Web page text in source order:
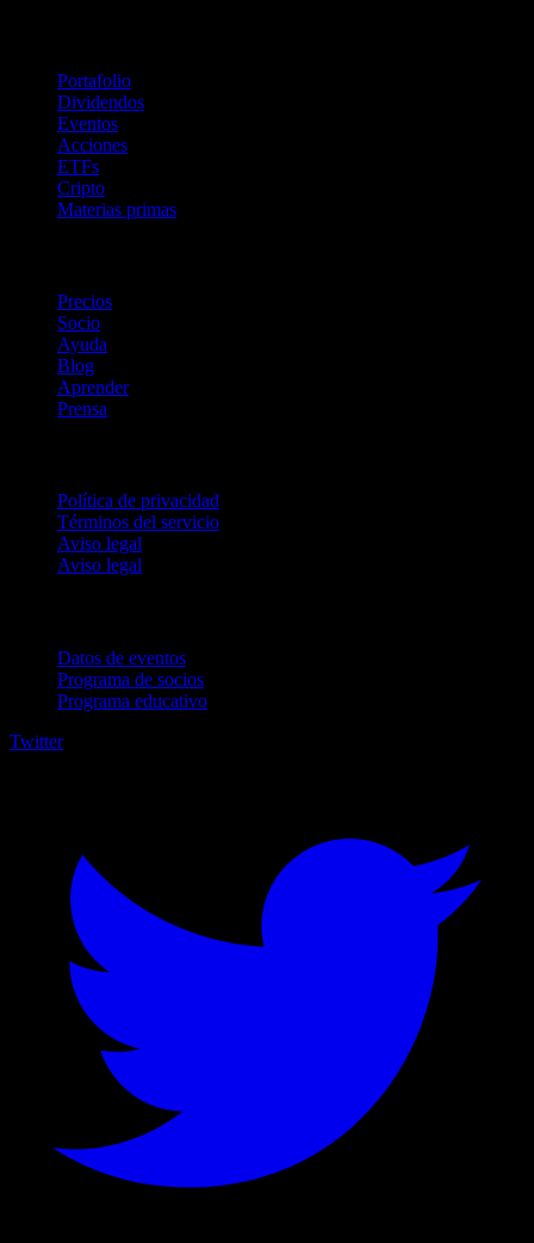
Portafolio
Dividendos
Eventos
Acciones
ETFs
Cripto
Materias primas
Precios
Socio
Ayuda
Blog
Aprender
Prensa
Política de privacidad
Términos del servicio
Aviso legal
Aviso legal
Datos de eventos
Programa de socios
Programa educativo
Twitter